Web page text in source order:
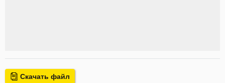
Скачать файл